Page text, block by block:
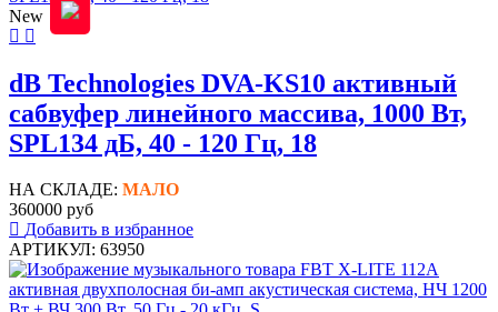
New
dB Technologies DVA-KS10 активный
сабвуфер линейного массива, 1000 Вт,
SPL134 дБ, 40 - 120 Гц, 18
НА СКЛАДЕ: МАЛО
360000 руб
Добавить в избранное
АРТИКУЛ: 63950